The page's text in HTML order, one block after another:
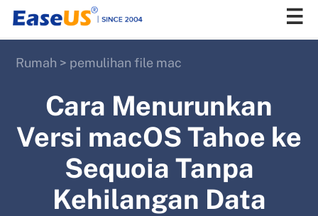
Rumah > pemulihan file mac
Cara Menurunkan
Versi macOS Tahoe ke
Sequoia Tanpa
Kehilangan Data